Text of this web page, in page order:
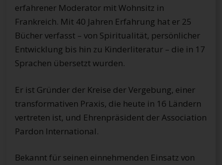
erfahrener Moderator mit Wohnsitz in
Frankreich. Mit 40 Jahren Erfahrung hat er 25
Bücher verfasst – von Spiritualität, persönlicher
Entwicklung bis hin zu Kinderliteratur – die in 17
Sprachen übersetzt wurden.
Er ist Gründer der Kreise der Vergebung, einer
transformativen Praxis, die heute in 16 Ländern
vertreten ist, und Ehrenpräsident der Association
Pardon International.
Bekannt für seinen einnehmenden Einsatz von